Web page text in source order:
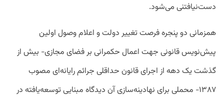
دست‌نیافتنی می‌شود.
همزمانی دو پنجره فرصت تغییر دولت و اعلام وصول اولین
پیش‌نویس قانونی جهت اعمال حکمرانی بر فضای مجازی- بیش از
گذشت یک دهه از اجرای قانون حداقلی جرائم رایانه‌ای مصوب
۱۳۸۷- محملی برای نهادینه‌سازی آن دیدگاه مبنایی توسعه‌یافته در